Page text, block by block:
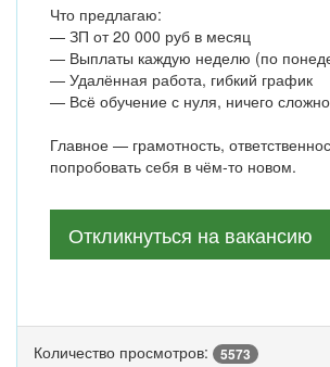
Что предлагаю:
— ЗП от 20 000 руб в месяц
— Выплаты каждую неделю (по
— Удалённая работа, гибкий график
— Всё обучение с нуля, ничего
Главное — грамотность,
попробовать себя в чём-то новом.
Откликнуться на вакансию
Количество просмотров: 5573